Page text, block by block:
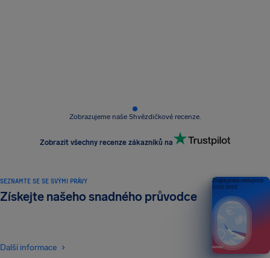
Zobrazujeme naše 5hvězdičkové recenze.
Zobrazit všechny recenze zákazníků na
SEZNAMTE SE SE SVÝMI PRÁVY
Získejte našeho snadného průvodce
Další informace
Znejte práva cestujících
2026 EDICE